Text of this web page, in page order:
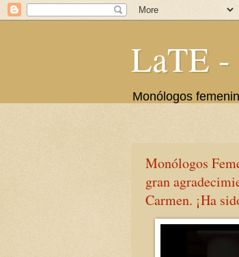
LaTE -
Monólogos
Monólogos
gran
Carmen. ¡Ha